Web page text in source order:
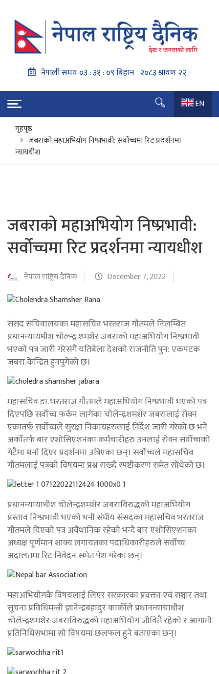
EN
गृहपृष्ठ
जबराको महाअभियोग निष्प्रभावी: सर्वोच्चमा रिट प्रदर्शनमा
न्यायधीश
जबराको महाअभियोग निष्प्रभावी:
सर्वोच्चमा रिट प्रदर्शनमा न्यायधीश
नेपाल राष्ट्रिय दैनिक December 7, 2022
संसद सचिवालयका महासचिव भरतराज गौतमले निलम्बित
प्रधानन्यायधीश चोल्न्द्र शमशेर जबराको महाअभियोग निष्प्रभावी
भएको पत्र जारी गरेसंगै यतिबेला देशको राजनीति पुन: एकपटक
जबरा केन्द्रित हुनपुगेको छ।
महासचिव डा. भरतराज गौतमले महाअभियोग निष्प्रभावी भएको पत्र
दिएपछि सर्वोच्च फर्कन लागेका चोलेन्द्रशमशेर जबरालाई रोक्न
एकातर्फ सर्वोच्चले सुरक्षा निकायहरुलाई निर्देश जारी गरेको छ भने
अर्कोतर्फ बार एशोसिएशनका कर्मचारीहरु उनलाई रोक्न सर्वोच्चको
गेटैमा धर्ना दिएर प्रदर्शनमा उत्रिएका छन्। सर्वोच्चले महासचिव
गौतमलाई पत्रको विषयमा प्रश्न राख्दै स्पष्टीकरण समेत सोधेको छ।
प्रधानन्यायाधीश चोलेन्द्रशमशेर जबराविरुद्धको महाअभियोग
प्रस्ताव निष्प्रभावी भएको भनी संघीय संसदका महासचिव भरतराज
गौतमले दिएको पत्र अवैधानिक रहेको भन्दै बार एशोसिएशनका
अध्यक्ष पूर्णमान शाक्य लगायतका पदाधिकारीहरुले सर्वोच्च
अदालतमा रिट निवेदन समेत पेश गरेका छन्।
महाअभियोगकै विषयलाई लिएर सरकारका प्रवक्ता एवं सञ्चार तथा
सूचना प्रविधिमन्त्री ज्ञानेन्द्रबहादुर कार्कीले प्रधानन्यायाधीश
चोलेन्द्रशमशेर जबराविरुद्धको महाअभियोग जीवितै रहेको र आगामी
प्रतिनिधिसभामा सो विषयमा छलफल हुने बताएका छन्।